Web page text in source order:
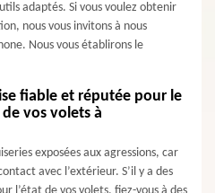
adaptés. Si vous voulez obtenir
nous vous invitons à nous
Nous vous établirons le
fiable et réputée pour le
vos volets à
exposées aux agressions, car
avec l’extérieur. S’il y a des